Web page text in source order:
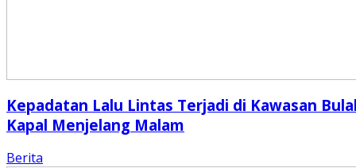
Kepadatan Lalu Lintas Terjadi di Kawasan
Kapal Menjelang Malam
Berita